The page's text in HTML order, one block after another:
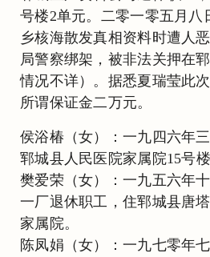
号楼2单元。二零一零五月八
乡核海散发真相资料时遭人
局警察绑架，被非法关押在
情况不详）。据悉夏瑞莹此
所谓保证金二万元。
侯浴椿（女）：一九四六年
郓城县人民医院家属院15号楼
樊爱荣（女）：一九五六年
一厂退休职工，住郓城县唐
家属院。
陈凤娟（女）：一九七零年